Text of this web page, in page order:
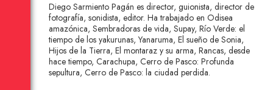
Diego Sarmiento Pagán es director, guionista, director de
fotografía, sonidista, editor. Ha trabajado en Odisea
amazónica, Sembradoras de vida, Supay, Río Verde: el
tiempo de los yakurunas, Yanaruma, El sueño de Sonia,
Hijos de la Tierra, El montaraz y su arma, Rancas, desde
hace tiempo, Carachupa, Cerro de Pasco: Profunda
sepultura, Cerro de Pasco: la ciudad perdida.